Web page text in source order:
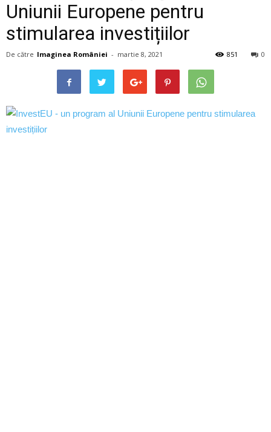
Uniunii Europene pentru
stimularea investițiilor
De către Imaginea României - martie 8, 2021 0
851